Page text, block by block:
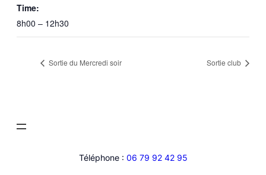
Time:
8h00 – 12h30
Sortie du Mercredi soir Sortie club
Téléphone : 06 79 92 42 95